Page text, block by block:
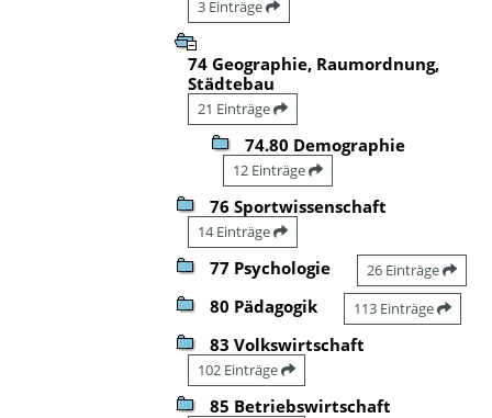
3 Einträge
74 Geographie, Raumordnung,
Städtebau
21 Einträge
74.80 Demographie
12 Einträge
76 Sportwissenschaft
14 Einträge
77 Psychologie 26 Einträge
80 Pädagogik 113 Einträge
83 Volkswirtschaft
102 Einträge
85 Betriebswirtschaft